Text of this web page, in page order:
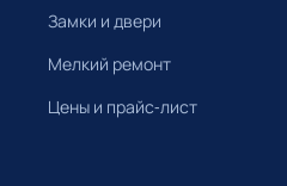
Замки и двери
Мелкий ремонт
Цены и прайс-лист